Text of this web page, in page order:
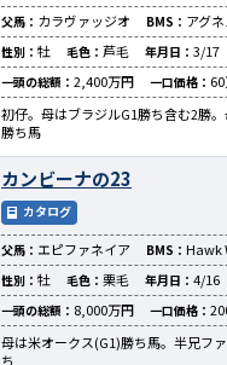
父馬： カラヴァッジオ BMS： アグ
性別： 牡 毛色： 芦毛 年月日： 3/17
一頭の総額： 2,400万円 一口価格：
初仔。母はブラジルG1勝ち含む2勝
勝ち馬
カンビーナの23
カタログ
父馬： エピファネイア BMS： Hawk
性別： 牡 毛色： 栗毛 年月日： 4/16
一頭の総額： 8,000万円 一口価格：
母は米オークス(G1)勝ち馬。半兄フ
ち